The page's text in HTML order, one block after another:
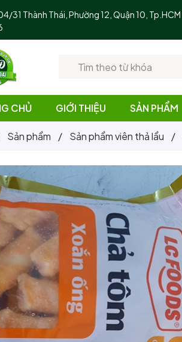
31 Thành Thái, Phường 12, Quận 10, Tp.HCM
CHỦ GIỚI THIỆU SẢN PHẨM
Sản phẩm / Sản phẩm viên thả lẩu /